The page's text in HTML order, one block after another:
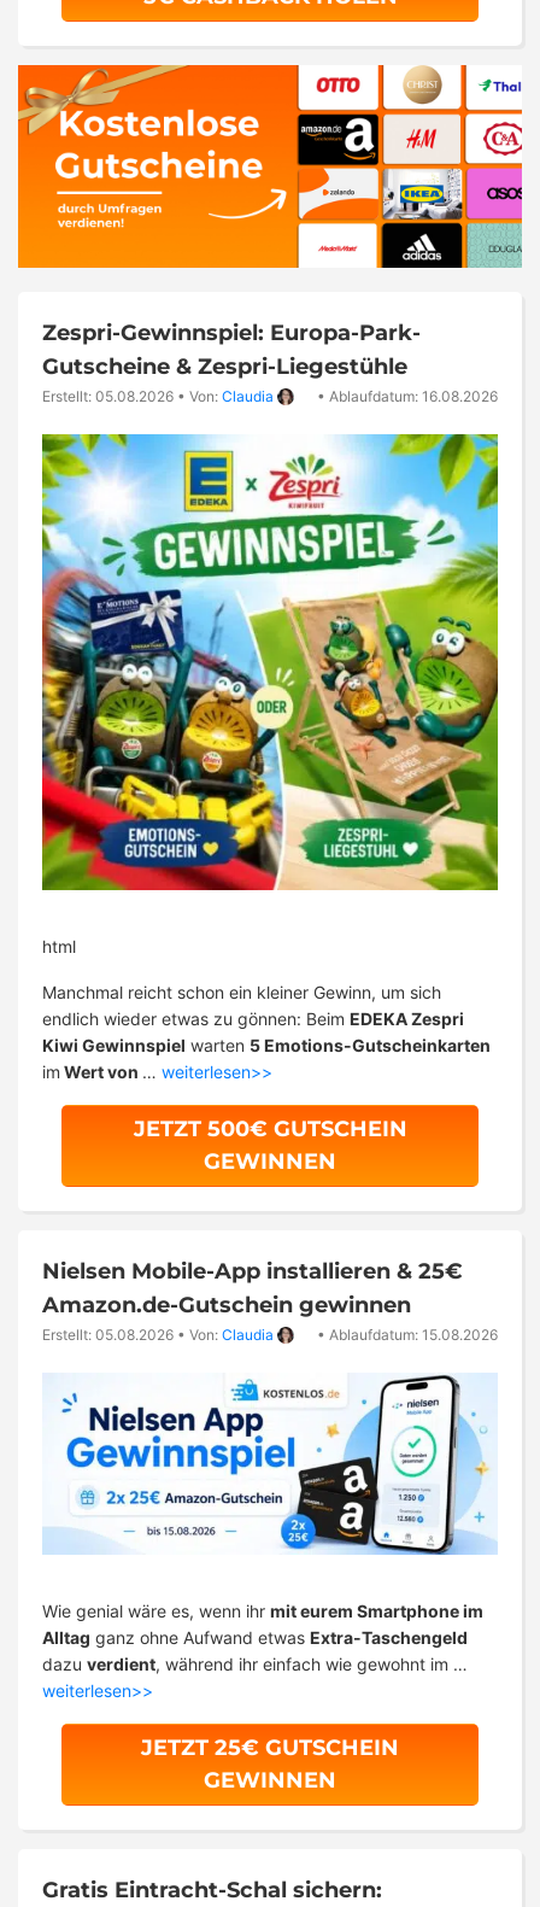
Zespri-Gewinnspiel: Europa-Park-
Gutscheine & Zespri-Liegestühle
Erstellt: 05.08.2026 • Von: Claudia • Ablaufdatum: 16.08.2026
html
Manchmal reicht schon ein kleiner Gewinn, um sich
endlich wieder etwas zu gönnen: Beim EDEKA Zespri
Kiwi Gewinnspiel warten 5 Emotions-Gutscheinkarten
im Wert von … weiterlesen>>
JETZT 500€ GUTSCHEIN
GEWINNEN
Nielsen Mobile-App installieren & 25€
Amazon.de-Gutschein gewinnen
Erstellt: 05.08.2026 • Von: Claudia • Ablaufdatum: 15.08.2026
Wie genial wäre es, wenn ihr mit eurem Smartphone im
Alltag ganz ohne Aufwand etwas Extra-Taschengeld
dazu verdient, während ihr einfach wie gewohnt im …
weiterlesen>>
JETZT 25€ GUTSCHEIN
GEWINNEN
Gratis Eintracht-Schal sichern: